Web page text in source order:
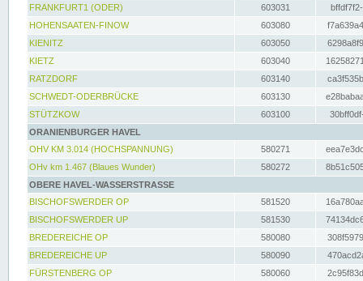
FRANKFURT1 (ODER)
603031
HOHENSAATEN-FINOW
603080
KIENITZ
603050
KIETZ
603040
RATZDORF
603140
SCHWEDT-ODERBRÜCKE
603130
STÜTZKOW
603100
ORANIENBURGER HAVEL
OHV KM 3.014 (HOCHSPANNUNG)
580271
OHv km 1.467 (Blaues Wunder)
580272
OBERE HAVEL-WASSERSTRASSE
BISCHOFSWERDER OP
581520
BISCHOFSWERDER UP
581530
BREDEREICHE OP
580080
BREDEREICHE UP
580090
FÜRSTENBERG OP
580060